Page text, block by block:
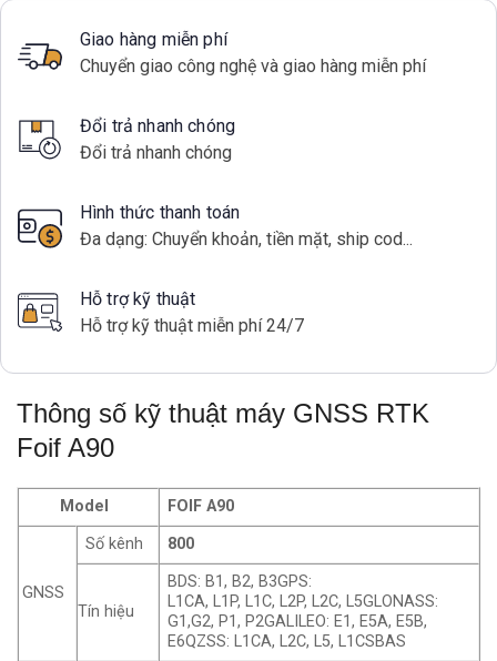
Giao hàng miễn phí
Chuyển giao công nghệ và giao hàng miễn phí
Đổi trả nhanh chóng
Đổi trả nhanh chóng
Hình thức thanh toán
Đa dạng: Chuyển khoản, tiền mặt, ship cod...
Hỗ trợ kỹ thuật
Hỗ trợ kỹ thuật miễn phí 24/7
Thông số kỹ thuật máy GNSS RTK
Foif A90
Model FOIF A90
GNSS
Số kênh 800
Tín hiệu
BDS: B1, B2, B3GPS:
L1CA, L1P, L1C, L2P, L2C, L5GLONASS:
G1,G2, P1, P2GALILEO: E1, E5A, E5B,
E6QZSS: L1CA, L2C, L5, L1CSBAS